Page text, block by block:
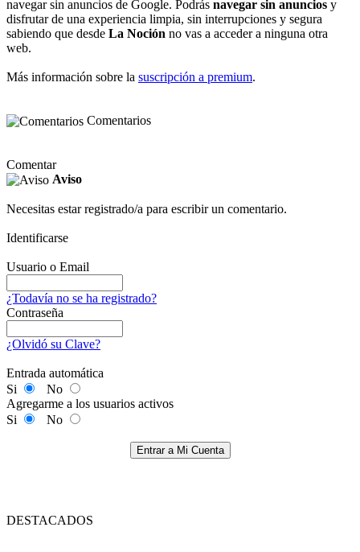
navegar sin anuncios de Google. Podrás navegar sin anuncios y
disfrutar de una experiencia limpia, sin interrupciones y segura
sabiendo que desde La Noción no vas a acceder a ninguna otra
web.
Más información sobre la suscripción a premium.
Comentarios
Comentar
Aviso
Necesitas estar registrado/a para escribir un comentario.
Identificarse
Usuario o Email
¿Todavía no se ha registrado?
Contraseña
¿Olvidó su Clave?
Entrada automática
Si
No
Agregarme a los usuarios activos
Si
No
Entrar a Mi Cuenta
DESTACADOS